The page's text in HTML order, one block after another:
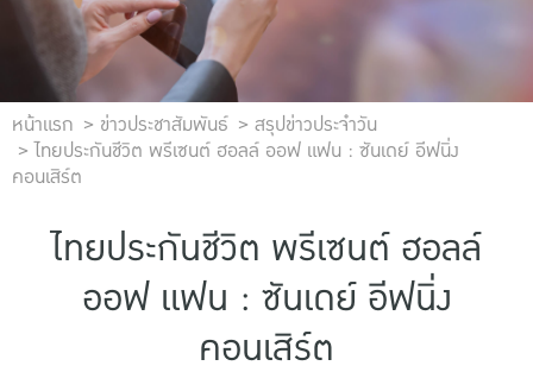
เพื่อสังคมไทย
ติดต่อไทยประกันชีวิต
บทความ
แบบประกันที่เหมาะกับช่วงอายุ
เปรียบเทียบแบบประกัน
เลือกแบบประกันที่เหมาะกับคุณ
หน้าแรก ข่าวประชาสัมพันธ์
สรุปข่าวประจำวัน
ไทยประกันชีวิต พรีเซนต์ ฮอลล์ ออฟ แฟน : ซันเดย์ อีฟนิ่ง
คอนเสิร์ต
ไทยประกันชีวิต พรีเซนต์ ฮอลล์
ออฟ แฟน : ซันเดย์ อีฟนิ่ง
คอนเสิร์ต